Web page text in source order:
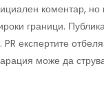
коментар, но
граници.
експертите
може да